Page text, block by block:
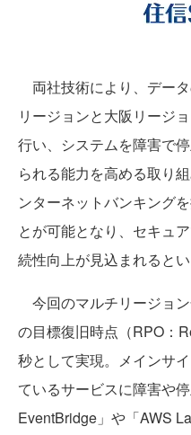
両社技術により、デー
リージョンと大阪リージ
行い、システムを障害で
られる能力を高める取り
ンターネットバンキング
とが可能となり、セキュ
続性向上が見込まれるとい
今回のマルチリージョ
の目標復旧時点（RPO：
秒として実現。メインサ
ているサービスに障害や
EventBridge」や「AWS